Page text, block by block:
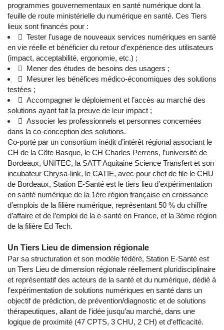
programmes gouvernementaux en santé numérique dont la
feuille de route ministérielle du numérique en santé. Ces Tiers
lieux sont financés pour :
 Tester l’usage de nouveaux services numériques en santé
en vie réelle et bénéficier du retour d’expérience des utilisateurs
(impact, acceptabilité, ergonomie, etc.) ;
 Mener des études de besoins des usagers ;
 Mesurer les bénéfices médico-économiques des solutions
testées ;
 Accompagner le déploiement et l’accès au marché des
solutions ayant fait la preuve de leur impact ;
 Associer les professionnels et personnes concernées
dans la co-conception des solutions.
​Co-porté par un consortium inédit d’intérêt régional associant le
CH de la Côte Basque, le CH Charles Perrens, l’université de
Bordeaux, UNITEC, la SATT Aquitaine Science Transfert et son
incubateur Chrysa-link, le CATIE, avec pour chef de file le CHU
de Bordeaux, Station E-Santé est le tiers lieu d’expérimentation
en santé numérique de la 1ère région française en croissance
d’emplois de la filière numérique, représentant 50 % du chiffre
d’affaire et de l’emploi de la e-santé en France, et la 3ème région
de la filière Ed Tech.
Un Tiers Lieu de dimension régionale
Par sa structuration et son modèle fédéré, Station E-Santé est
un Tiers Lieu de dimension régionale réellement pluridisciplinaire
et représentatif des acteurs de la santé et du numérique, dédié à
l’expérimentation de solutions numériques en santé dans un
objectif de prédiction, de prévention/diagnostic et de solutions
thérapeutiques, allant de l’idée jusqu’au marché, dans une
logique de proximité (47 CPTS, 3 CHU, 2 CH) et d’efficacité.